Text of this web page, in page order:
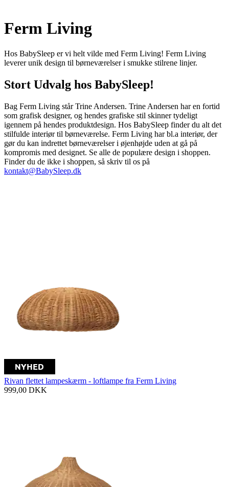
Ferm Living
Hos BabySleep er vi helt vilde med Ferm Living! Ferm Living
leverer unik design til børneværelser i smukke stilrene linjer.
Stort Udvalg hos BabySleep!
Bag Ferm Living står Trine Andersen. Trine Andersen har en fortid
som grafisk designer, og hendes grafiske stil skinner tydeligt
igennem på hendes produktdesign. Hos BabySleep finder du alt det
stilfulde interiør til børneværelse. Ferm Living har bl.a interiør, der
gør du kan indrettet børneværelser i øjenhøjde uden at gå på
kompromis med designet. Se alle de populære design i shoppen.
Finder du de ikke i shoppen, så skriv til os på
kontakt@BabySleep.dk
Rivan flettet lampeskærm - loftlampe fra Ferm Living
999,00 DKK